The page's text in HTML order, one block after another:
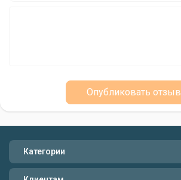
Опубликовать отзыв
Категории